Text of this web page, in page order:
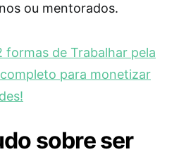
ou mentorados.
formas de Trabalhar pela
para monetizar
sobre ser